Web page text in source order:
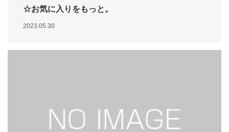
☆お気に入りをもっと。
2023.05.30